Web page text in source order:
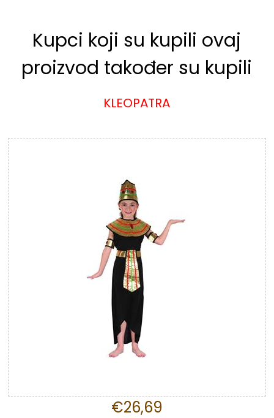
Kupci koji su kupili ovaj
proizvod također su kupili
KLEOPATRA
€26,69